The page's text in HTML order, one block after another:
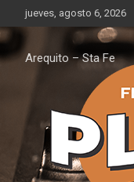
Saltar
al
contenido
jueves, agosto 6, 2026
Arequito – Sta Fe